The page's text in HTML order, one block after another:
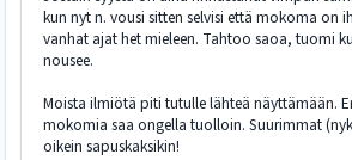
kun nyt n. vousi sitten selvisi että mokoma on
vanhat ajat het mieleen. Tahtoo saoa, tuomi
nousee.
Moista ilmiötä piti tutulle lähteä näyttämään.
mokomia saa ongella tuolloin. Suurimmat
oikein sapuskaksikin!